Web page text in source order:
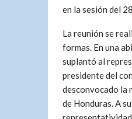
en la sesión del
La reunión se
formas. En una
suplantó al
presidente del
desconvocado la
de Honduras. A